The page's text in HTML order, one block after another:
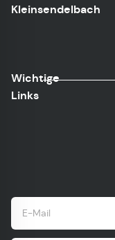
Kleinsendelbach
Wichtige
Links